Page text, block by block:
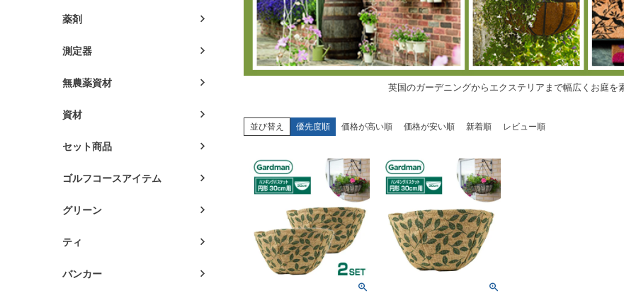
薬剤
測定器
無農薬資材
資材
セット商品
ゴルフコースアイテム
グリーン
ティ
バンカー
英国のガーデニングからエクステリアまで幅広くお庭を
並び替え 優先度順 価格が高い順 価格が安い順 新着順 レビュー順